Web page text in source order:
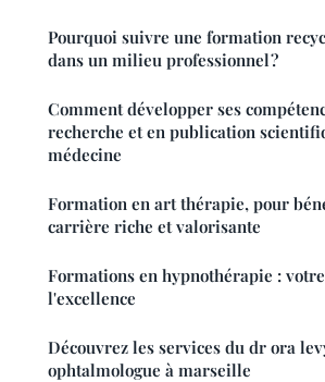
Pourquoi suivre une formation
dans un milieu professionnel ?
Comment développer ses
recherche et en publication
médecine
Formation en art thérapie, pour
carrière riche et valorisante
Formations en hypnothérapie :
l'excellence
Découvrez les services du dr ora
ophtalmologue à marseille